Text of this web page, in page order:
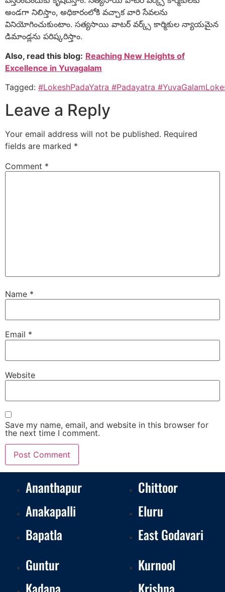
అండగా నిలిస్తాం, అధికారంలోకి వచ్చాక వారి సేవలను
వినియోగించుకుంటాం. సత్యసాయి వాటర్ వర్క్స్ కార్మికుల న్యాయమైన
డిమాండ్లను పరిష్కరిస్తాం.
Also, read this blog: Reaching New Heights of
Excellence in Yuvagalam
Tagged: #LokeshPadaYatra #Padayatra
Leave a Reply
Your email address will not be published. Required
fields are marked *
Comment *
Name *
Email *
Website
Save my name, email, and website in this browser for
the next time I comment.
Ananthapur
Anakapalli
Bapatla
Chittoor
Eluru
East Godavari
Guntur
Kadapa
Kurnool
Krishna